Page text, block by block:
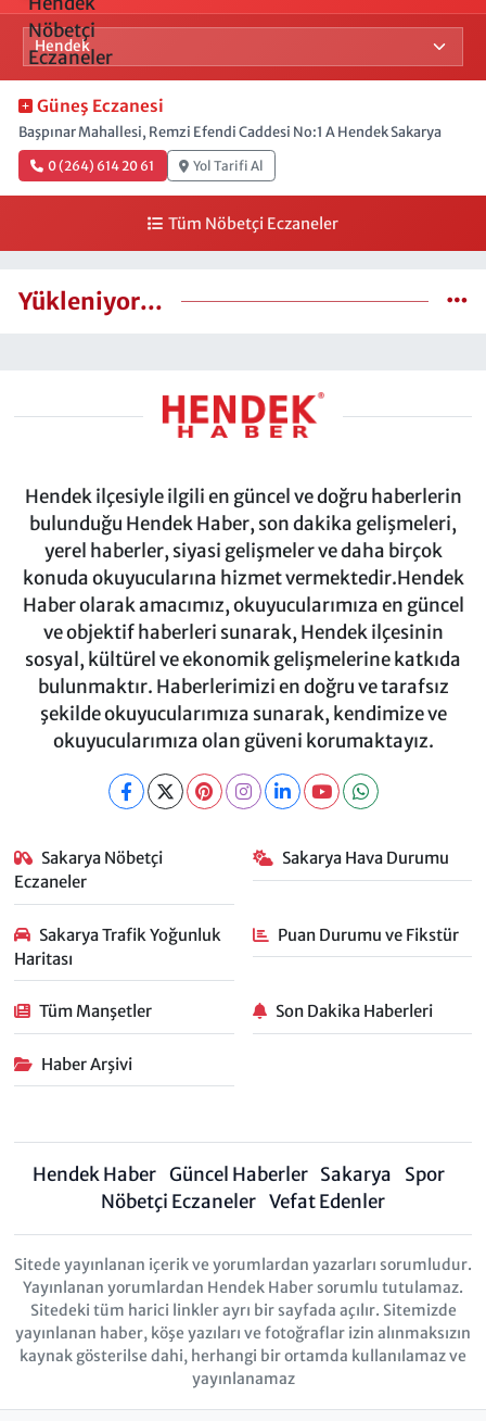
Güneş Eczanesi
Başpınar Mahallesi, Remzi Efendi Caddesi No:1 A Hendek Sakarya
0 (264) 614 20 61 Yol Tarifi Al
Tüm Nöbetçi Eczaneler
Yükleniyor...
Hendek ilçesiyle ilgili en güncel ve doğru haberlerin
bulunduğu Hendek Haber, son dakika gelişmeleri,
yerel haberler, siyasi gelişmeler ve daha birçok
konuda okuyucularına hizmet vermektedir.Hendek
Haber olarak amacımız, okuyucularımıza en güncel
ve objektif haberleri sunarak, Hendek ilçesinin
sosyal, kültürel ve ekonomik gelişmelerine katkıda
bulunmaktır. Haberlerimizi en doğru ve tarafsız
şekilde okuyucularımıza sunarak, kendimize ve
okuyucularımıza olan güveni korumaktayız.
Sakarya Nöbetçi
Eczaneler
Sakarya Hava Durumu
Sakarya Trafik Yoğunluk
Haritası
Puan Durumu ve Fikstür
Tüm Manşetler Son Dakika Haberleri
Haber Arşivi
Hendek Haber Güncel Haberler Sakarya
Spor
Nöbetçi Eczaneler Vefat Edenler
Sitede yayınlanan içerik ve yorumlardan yazarları sorumludur.
Yayınlanan yorumlardan Hendek Haber sorumlu tutulamaz.
Sitedeki tüm harici linkler ayrı bir sayfada açılır. Sitemizde
yayınlanan haber, köşe yazıları ve fotoğraflar izin alınmaksızın
kaynak gösterilse dahi, herhangi bir ortamda kullanılamaz ve
yayınlanamaz